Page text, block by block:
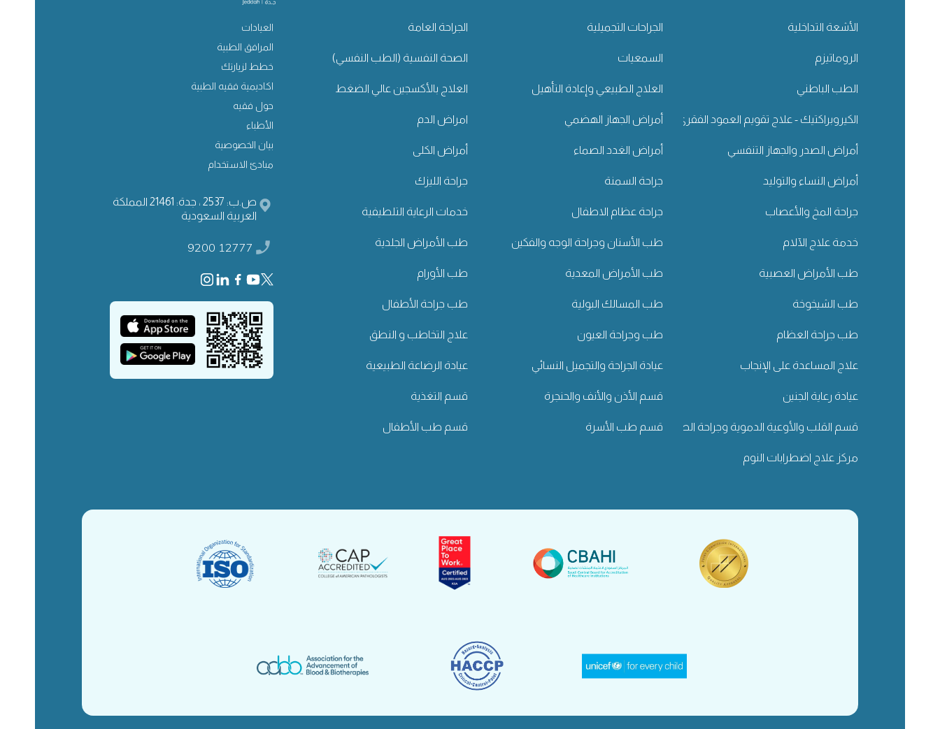
الأشعة التداخلية الجراحات التجميلية الجراحة العامة
الروماتيزم السمعيات الصحة النفسية (الطب النفسي)
الطب الباطني العلاج الطبيعي وإعادة التأهيل العلاج بالأكسجين عالي الضغط
الكيروبراكتيك - علاج تقويم العمود الفقري أمراض الجهاز الهضمي امراض الدم
أمراض الصدر والجهاز التنفسي أمراض الغدد الصماء أمراض الكلى
أمراض النساء والتوليد جراحة السمنة جراحة الليزك
جراحة المخ والأعصاب جراحة عظام الاطفال خدمات الرعاية التلطيفية
خدمة علاج الآلام طب الأسنان وجراحة الوجه والفكين طب الأمراض الجلدية
طب الأمراض العصبية طب الأمراض المعدية طب الأورام
طب الشيخوخة طب المسالك البولية طب جراحة الأطفال
طب جراحة العظام طب وجراحة العيون علاج التخاطب و النطق
علاج المساعدة على الإنجاب عيادة الجراحة والتجميل النسائي عيادة الرضاعة الطبيعية
عيادة رعاية الجنين قسم الأذن والأنف والحنجرة قسم التغذية
قسم القلب والأوعية الدموية وجراحة الصدر قسم طب الأسرة قسم طب الأطفال
مركز علاج اضطرابات النوم
العيادات
المرافق الطبية
خطط لزيارتك
اكاديمية فقيه الطبية
حول فقيه
الأطباء
بيان الخصوصية
مبادئ الاستخدام
ص.ب: 2537 ، جدة: 21461 المملكة
العربية السعودية
9200 12777